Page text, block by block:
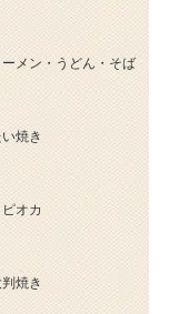
ーメン・うどん・そば
焼き
ピオカ
焼き